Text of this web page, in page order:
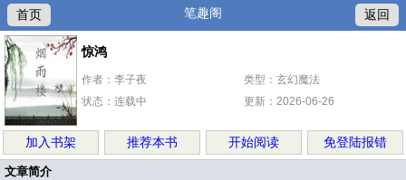
首页 笔趣阁 返回
惊鸿
作者：李子夜
类型：玄幻魔法
状态：连载中
更新：2026-06-26
加入书架 推荐本书 开始阅读 免登陆报错
文章简介